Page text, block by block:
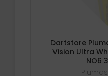
Dartstore
Vision Ultra
NO6
Plumas